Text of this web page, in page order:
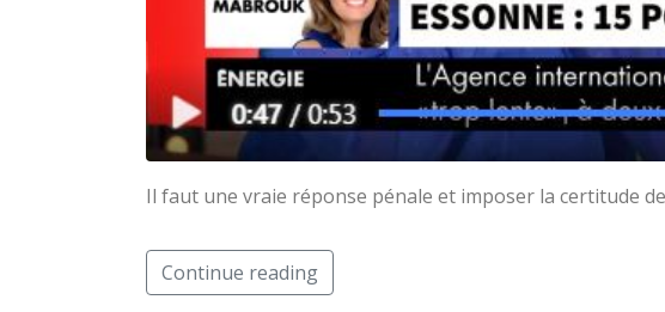
Il faut une vraie réponse pénale et imposer la certitude
Continue reading